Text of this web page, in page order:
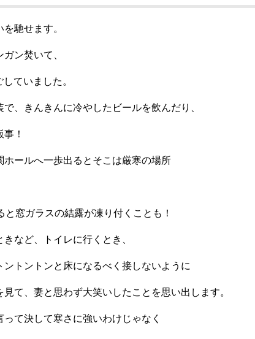
馳せます。
ン焚いて、
ていました。
、きんきんに冷やしたビールを飲んだり、
！
ールへ一歩出るとそこは厳寒の場所
窓ガラスの結露が凍り付くことも！
など、トイレに行くとき、
トントンと床になるべく接しないように
て、妻と思わず大笑いしたことを思い出します。
て決して寒さに強いわけじゃなく